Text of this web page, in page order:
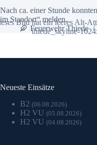
Nach ca. einer Stunde
im Standort“ melden.
Feuerwehr Thiede
Neueste Einsätze
B2 (06.08.2026)
H2 VU (05.08.2026)
H2 VU (04.08.2026)